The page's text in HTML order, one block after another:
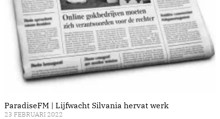
ParadiseFM | Lijfwacht Silvania hervat werk
23 FEBRUARI 2022